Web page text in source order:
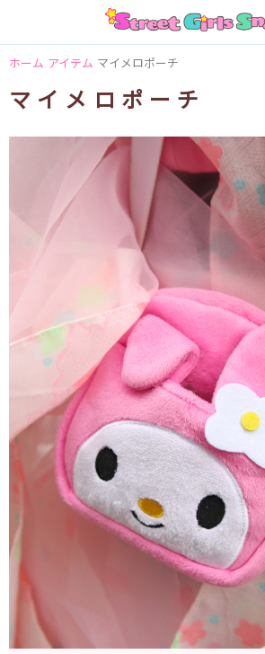
ホーム アイテム マイメロポーチ
マイメロポーチ